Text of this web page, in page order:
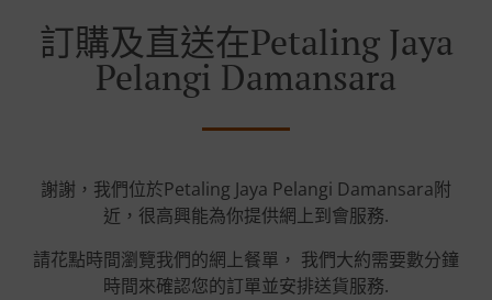
訂購及直送在Petaling Jaya
Pelangi Damansara
謝謝，我們位於Petaling Jaya Pelangi Damansara附
近，很高興能為你提供網上到會服務.
請花點時間瀏覽我們的網上餐單， 我們大約需要數分鐘
時間來確認您的訂單並安排送貨服務.